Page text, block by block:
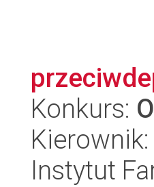
Konkurs:
Instytut